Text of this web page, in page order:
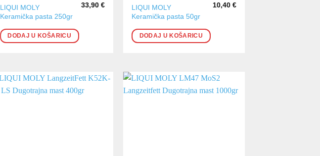
LIQUI MOLY
Keramička pasta 250gr
33,90 €
DODAJ U KOŠARICU
LIQUI MOLY
Keramička pasta 50gr
10,40 €
DODAJ U KOŠARICU